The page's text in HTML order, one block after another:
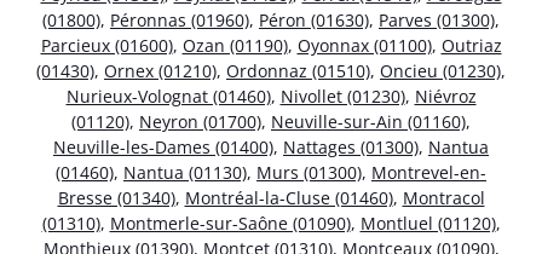
(01800), Péronnas (01960), Péron (01630), Parves (01300),
Parcieux (01600), Ozan (01190), Oyonnax (01100), Outriaz
(01430), Ornex (01210), Ordonnaz (01510), Oncieu (01230),
Nurieux-Volognat (01460), Nivollet (01230), Niévroz
(01120), Neyron (01700), Neuville-sur-Ain (01160),
Neuville-les-Dames (01400), Nattages (01300), Nantua
(01460), Nantua (01130), Murs (01300), Montrevel-en-
Bresse (01340), Montréal-la-Cluse (01460), Montracol
(01310), Montmerle-sur-Saône (01090), Montluel (01120),
Monthieux (01390), Montcet (01310), Montceaux (01090),